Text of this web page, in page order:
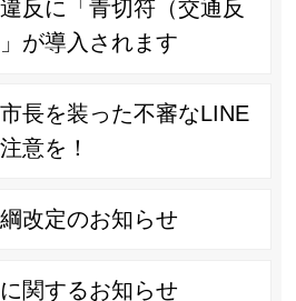
反に「青切符（交通反
が導入されます
長を装った不審なLINE
意を！
改定のお知らせ
関するお知らせ